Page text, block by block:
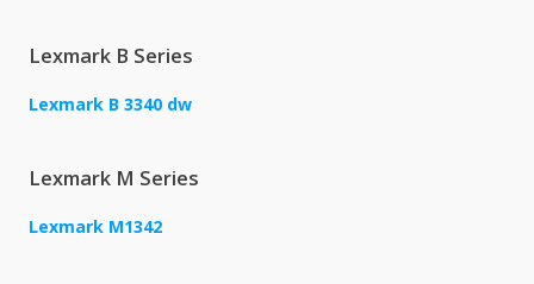
Lexmark B Series
Lexmark B 3340 dw
Lexmark M Series
Lexmark M1342